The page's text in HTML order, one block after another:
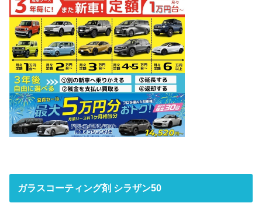
ガラスコーティング剤 シラザン50